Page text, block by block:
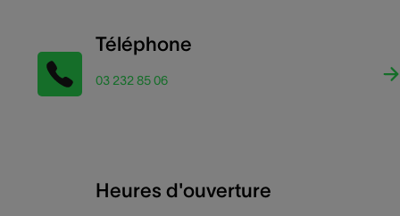
Téléphone
03 232 85 06
Heures d'ouverture